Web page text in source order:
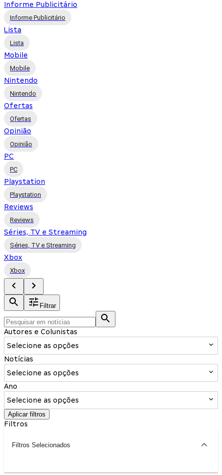
Informe Publicitário
Informe Publicitário
Lista
Lista
Mobile
Mobile
Nintendo
Nintendo
Ofertas
Ofertas
Opinião
Opinião
PC
PC
Playstation
Playstation
Reviews
Reviews
Séries, TV e Streaming
Séries, TV e Streaming
Xbox
Xbox
Filtrar
Autores e Colunistas
Selecione as opções
Notícias
Selecione as opções
Ano
Selecione as opções
Aplicar filtros
Filtros
Filtros Selecionados